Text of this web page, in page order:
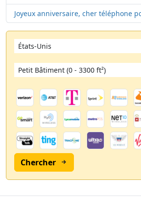
Joyeux anniversaire, cher téléphone
Chercher